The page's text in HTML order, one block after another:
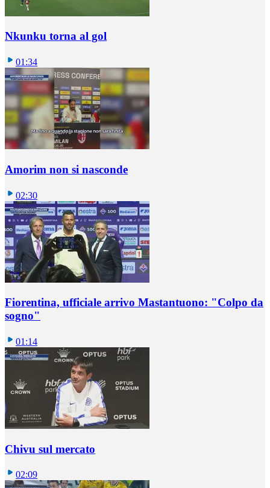
Nkunku torna al gol
01:34
Amorim non si nasconde
02:30
Fiorentina, ufficiale arrivo Mastantuono: "Colpo da
sogno"
01:14
Chivu sul mercato
02:09